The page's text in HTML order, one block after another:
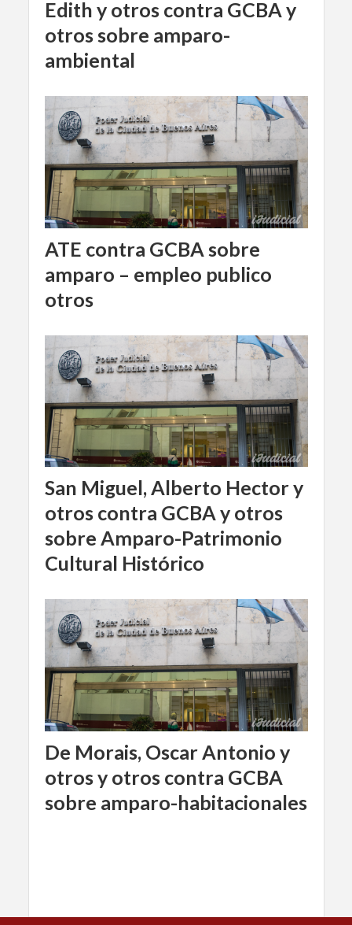
Edith y otros contra GCBA y
otros sobre amparo-
ambiental
ATE contra GCBA sobre
amparo – empleo publico
otros
San Miguel, Alberto Hector y
otros contra GCBA y otros
sobre Amparo-Patrimonio
Cultural Histórico
De Morais, Oscar Antonio y
otros y otros contra GCBA
sobre amparo-habitacionales